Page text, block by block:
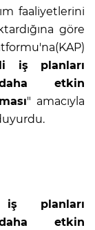
faaliyetlerini
göre
iş planları
daha etkin
" amacıyla
planları
daha etkin